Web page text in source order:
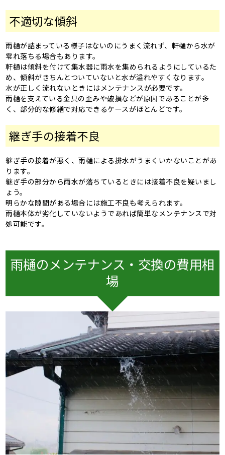
不適切な傾斜
雨樋が詰まっている様子はないのにうまく流れず、軒樋から水が
零れ落ちる場合もあります。
軒樋は傾斜を付けて集水器に雨水を集められるようにしているた
め、傾斜がきちんとついていないと水が溢れやすくなります。
水が正しく流れないときにはメンテナンスが必要です。
雨樋を支えている金具の歪みや破損などが原因であることが多
く、部分的な修繕で対応できるケースがほとんどです。
継ぎ手の接着不良
継ぎ手の接着が悪く、雨樋による排水がうまくいかないことがあ
ります。
継ぎ手の部分から雨水が落ちているときには接着不良を疑いまし
ょう。
明らかな隙間がある場合には施工不良も考えられます。
雨樋本体が劣化していないようであれば簡単なメンテナンスで対
処可能です。
雨樋のメンテナンス・交換の費用相
場